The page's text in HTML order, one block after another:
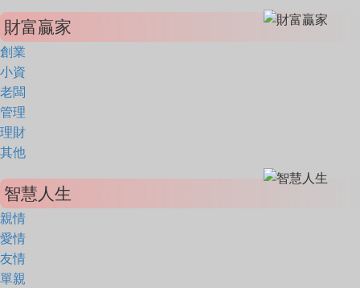
財富贏家
創業
小資
老闆
管理
理財
其他
智慧人生
親情
愛情
友情
單親